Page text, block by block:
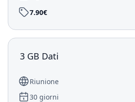
7.90€
3 GB Dati
Riunione
30 giorni